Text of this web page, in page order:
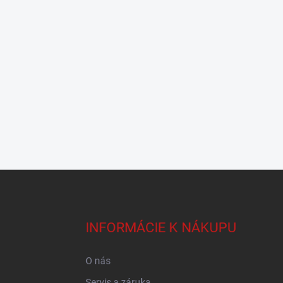
INFORMÁCIE K NÁKUPU
O nás